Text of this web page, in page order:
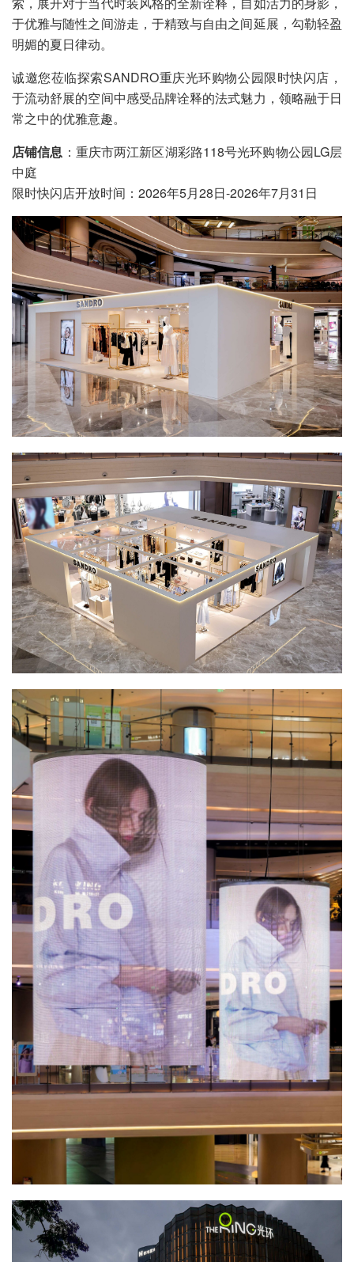
于优雅与随性之间游走，于精致与自由之间延展，勾勒轻盈
明媚的夏日律动。
诚邀您莅临探索SANDRO重庆光环购物公园限时快闪店，
于流动舒展的空间中感受品牌诠释的法式魅力，领略融于日
常之中的优雅意趣。
店铺信息 ：重庆市两江新区湖彩路118号光环购物公园LG层
中庭
限时快闪店开放时间：2026年5月28日-2026年7月31日